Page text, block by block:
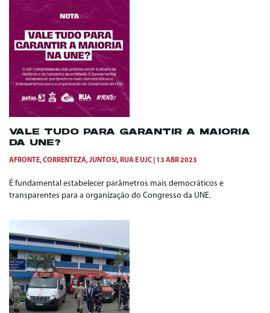
VALE TUDO PARA GARANTIR A MAIORIA
DA UNE?
AFRONTE,CORRENTEZA,JUNTOS!, RUA EUJC 13 ABR 2023
É fundamental estabelecer parâmetros mais democráticos e
transparentes para a organização do Congresso da UNE.